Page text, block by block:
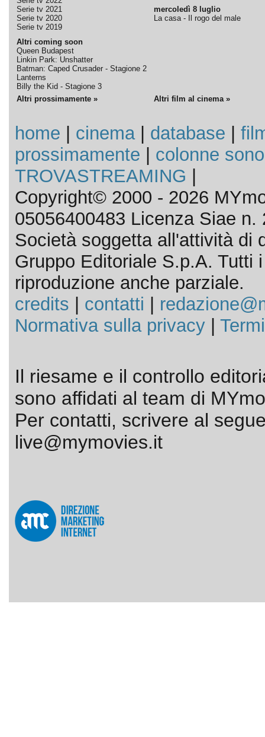
Serie tv 2021
Serie tv 2020
Serie tv 2019
Altri coming soon
Queen Budapest
Linkin Park: Unshatter
Batman: Caped Crusader - Stagione 2
Lanterns
Billy the Kid - Stagione 3
mercoledì 8 luglio
La casa - Il rogo del male
Altri prossimamente » Altri film al cinema »
home cinema| database
prossimamente
colonne
TROVASTREAMING
Copyright© 2000 - 2026
05056400483 Licenza Siae n.
Società soggetta all'attività di
Gruppo Editoriale S.p.A. Tutti
riproduzione anche parziale.
credits
contatti
Normativa sulla privacy|
Il riesame e il controllo
sono affidati al team di
Per contatti, scrivere al
live@mymovies.it